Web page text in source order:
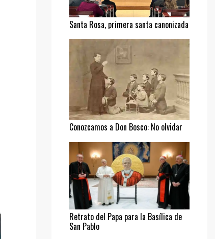
Santa Rosa, primera santa canonizada
Conozcamos a Don Bosco: No olvidar
Retrato del Papa para la Basílica de
San Pablo